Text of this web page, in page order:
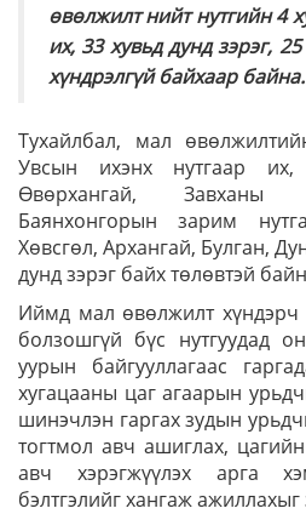
өвөлжилт нийт нутгийн 4
их, 33 хувьд дунд зэрэг,
хүндрэлгүй байхаар байна.
Тухайлбал, мал
Увсын ихэнх нутгаар
Өвөрхангай, Завханы
Баянхонгорын зарим
Хөвсгөл, Архангай, Булган,
дунд зэрэг байх төлөвтэй
Иймд мал өвөлжилт хүндэрч
болзошгүй бүс нутгуудад
уурын байгууллагаас
хугацааны цаг агаарын
шинэчлэн гаргах зудын
тогтмол авч ашиглах,
авч хэрэгжүүлэх арга
бэлтгэлийг хангаж